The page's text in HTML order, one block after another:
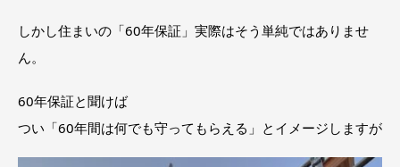
しかし住まいの「60年保証」実際はそう単純ではありませ
ん。
60年保証と聞けば
つい「60年間は何でも守ってもらえる」とイメージしますが